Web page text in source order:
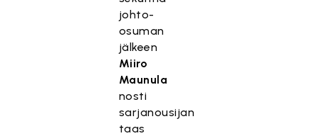
johto-
osuman
jälkeen
Miiro
Maunula
nosti
sarjanousijan
taas